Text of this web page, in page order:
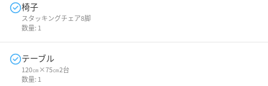
椅子
スタッキングチェア8脚
数量: 1
テーブル
120㎝×75㎝2台
数量: 1